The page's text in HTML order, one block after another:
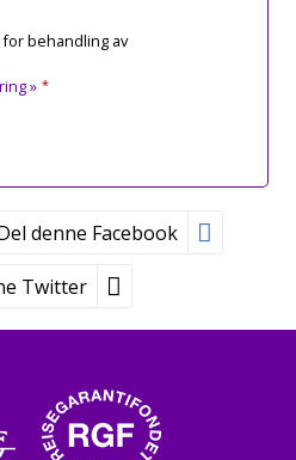
behandling av
» *
denne Facebook
Twitter
Tours
170
Oslo